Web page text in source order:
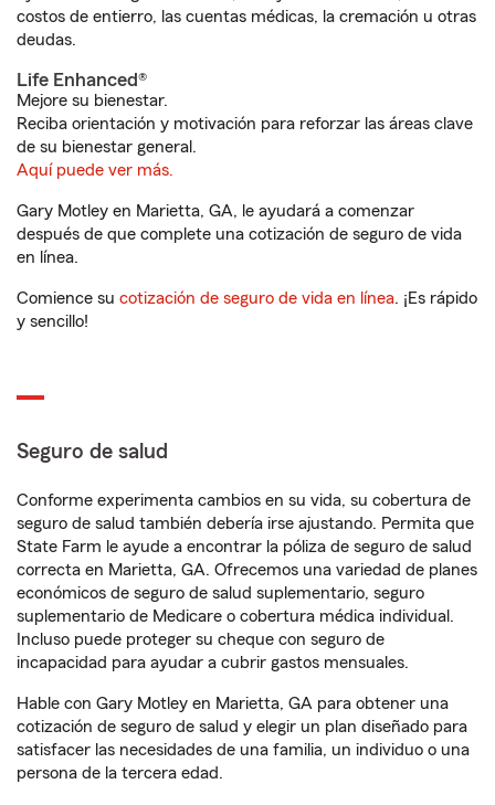
costos de entierro, las cuentas médicas, la cremación u otras
deudas.
Life Enhanced®
Mejore su bienestar.
Reciba orientación y motivación para reforzar las áreas clave
de su bienestar general.
Aquí puede ver más.
Gary Motley en Marietta, GA, le ayudará a comenzar
después de que complete una cotización de seguro de vida
en línea.
Comience su cotización de seguro de vida en línea. ¡Es rápido
y sencillo!
Seguro de salud
Conforme experimenta cambios en su vida, su cobertura de
seguro de salud también debería irse ajustando. Permita que
State Farm le ayude a encontrar la póliza de seguro de salud
correcta en Marietta, GA. Ofrecemos una variedad de planes
económicos de seguro de salud suplementario, seguro
suplementario de Medicare o cobertura médica individual.
Incluso puede proteger su cheque con seguro de
incapacidad para ayudar a cubrir gastos mensuales.
Hable con Gary Motley en Marietta, GA para obtener una
cotización de seguro de salud y elegir un plan diseñado para
satisfacer las necesidades de una familia, un individuo o una
persona de la tercera edad.